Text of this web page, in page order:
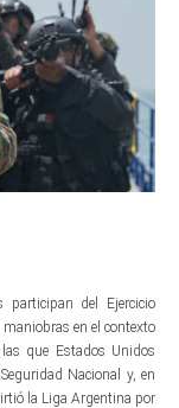
participan del Ejercicio
en el contexto
que Estados Unidos
Nacional y, en
la Liga Argentina por